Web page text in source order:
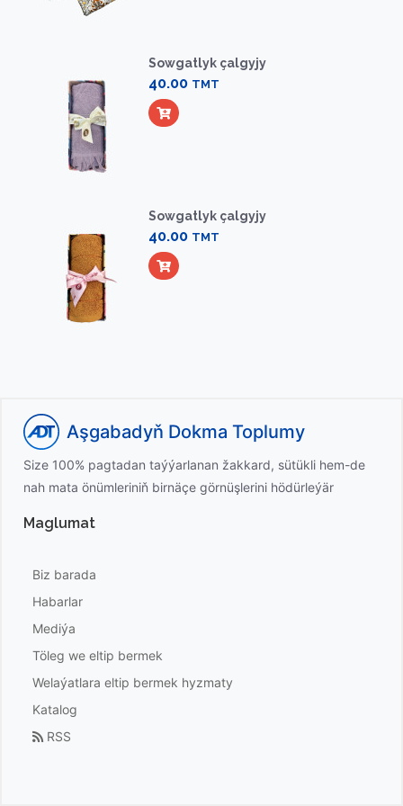
Sowgatlyk çalgyjy
40.00 TMT
Sowgatlyk çalgyjy
40.00 TMT
Aşgabadyň Dokma Toplumy
Size 100% pagtadan taýýarlanan žakkard, sütükli hem-de
nah mata önümleriniň birnäçe görnüşlerini hödürleýär
Maglumat
Biz barada
Habarlar
Mediýa
Töleg we eltip bermek
Welaýatlara eltip bermek hyzmaty
Katalog
RSS